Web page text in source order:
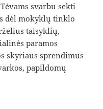
Tėvams svarbu sekti
dėl mokyklų tinklo
taisyklių,
paramos
skyriaus sprendimus
papildomų